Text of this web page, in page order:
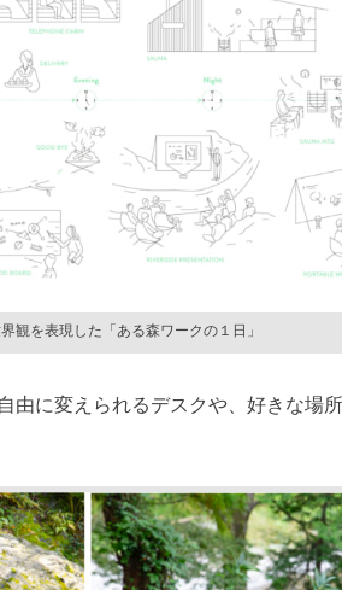
観を表現した「ある森ワークの１日」
由に変えられるデスクや、好きな場